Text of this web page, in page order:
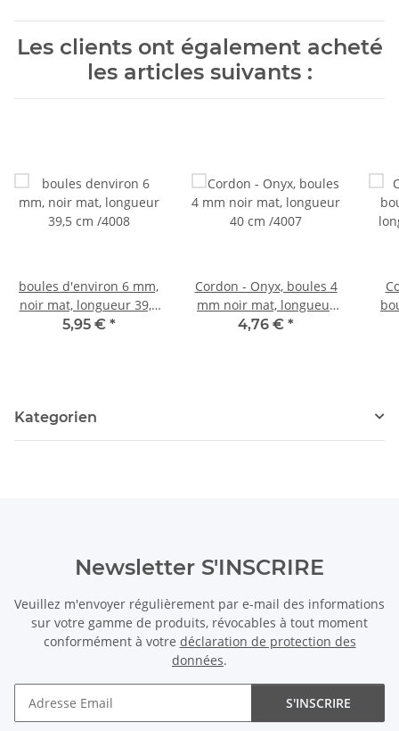
Les clients ont également acheté
les articles suivants :
boules d'environ 6 mm,
noir mat, longueur 39,5
cm /4008
5,95 € *
Cordon - Onyx, boules 4
mm noir mat, longueur
40 cm /4007
4,76 € *
Kategorien
Newsletter S'INSCRIRE
Veuillez m'envoyer régulièrement par e-mail des informations
sur votre gamme de produits, révocables à tout moment
conformément à votre déclaration de protection des
données.
S'INSCRIRE